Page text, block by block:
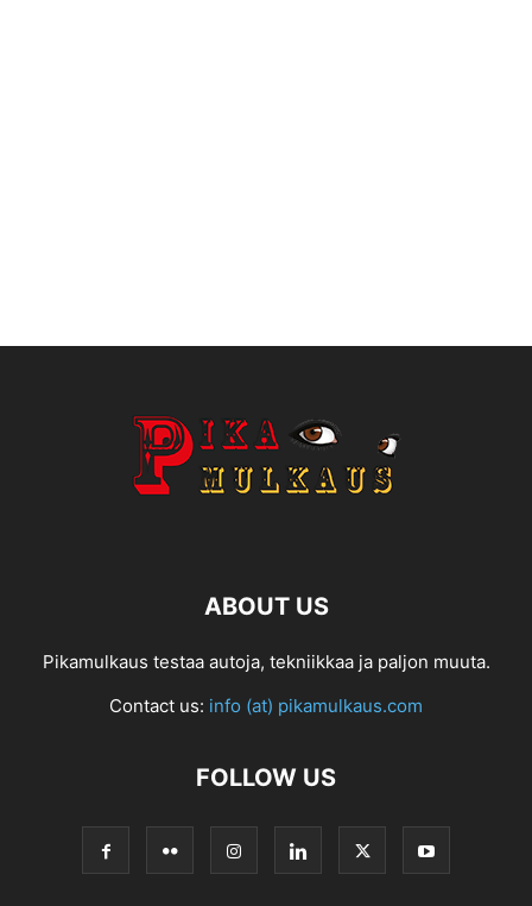
ABOUT US
Pikamulkaus testaa autoja, tekniikkaa ja paljon muuta.
Contact us: info (at) pikamulkaus.com
FOLLOW US